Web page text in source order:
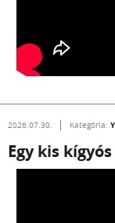
2026.07.30. Kategória:
Egy kis